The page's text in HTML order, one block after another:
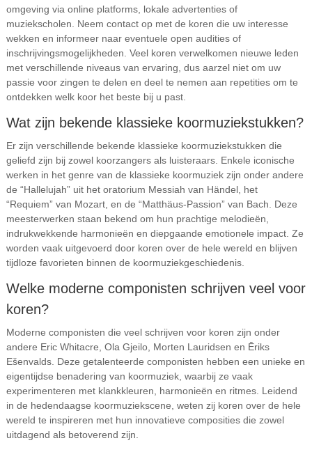
omgeving via online platforms, lokale advertenties of
muziekscholen. Neem contact op met de koren die uw interesse
wekken en informeer naar eventuele open audities of
inschrijvingsmogelijkheden. Veel koren verwelkomen nieuwe leden
met verschillende niveaus van ervaring, dus aarzel niet om uw
passie voor zingen te delen en deel te nemen aan repetities om te
ontdekken welk koor het beste bij u past.
Wat zijn bekende klassieke koormuziekstukken?
Er zijn verschillende bekende klassieke koormuziekstukken die
geliefd zijn bij zowel koorzangers als luisteraars. Enkele iconische
werken in het genre van de klassieke koormuziek zijn onder andere
de “Hallelujah” uit het oratorium Messiah van Händel, het
“Requiem” van Mozart, en de “Matthäus-Passion” van Bach. Deze
meesterwerken staan bekend om hun prachtige melodieën,
indrukwekkende harmonieën en diepgaande emotionele impact. Ze
worden vaak uitgevoerd door koren over de hele wereld en blijven
tijdloze favorieten binnen de koormuziekgeschiedenis.
Welke moderne componisten schrijven veel voor
koren?
Moderne componisten die veel schrijven voor koren zijn onder
andere Eric Whitacre, Ola Gjeilo, Morten Lauridsen en Ēriks
Ešenvalds. Deze getalenteerde componisten hebben een unieke en
eigentijdse benadering van koormuziek, waarbij ze vaak
experimenteren met klankkleuren, harmonieën en ritmes. Leidend
in de hedendaagse koormuziekscene, weten zij koren over de hele
wereld te inspireren met hun innovatieve composities die zowel
uitdagend als betoverend zijn.